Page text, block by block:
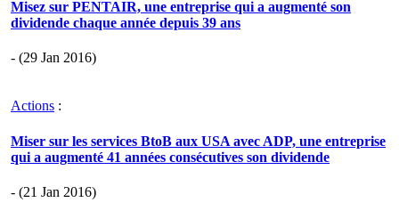
Misez sur PENTAIR, une entreprise qui a augmenté son
dividende chaque année depuis 39 ans
- (29 Jan 2016)
Actions :
Miser sur les services BtoB aux USA avec ADP, une entreprise
qui a augmenté 41 années consécutives son dividende
- (21 Jan 2016)